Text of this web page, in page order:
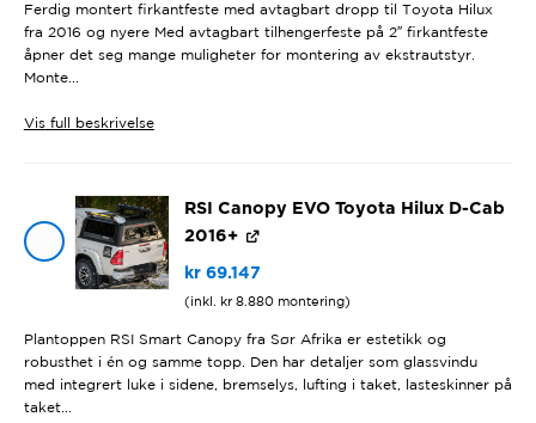
Ferdig montert firkantfeste med avtagbart dropp til Toyota Hilux
fra 2016 og nyere Med avtagbart tilhengerfeste på 2″ firkantfeste
åpner det seg mange muligheter for montering av ekstrautstyr.
Monte...
Visfull beskrivelse
RSI Canopy EVO Toyota Hilux D-Cab
2016+
kr69.147
(inkl. kr8.880montering)
Plantoppen RSI Smart Canopy fra Sør Afrika er estetikk og
robusthet i én og samme topp. Den har detaljer som glassvindu
med integrert luke i sidene, bremselys, lufting i taket, lasteskinner på
taket...